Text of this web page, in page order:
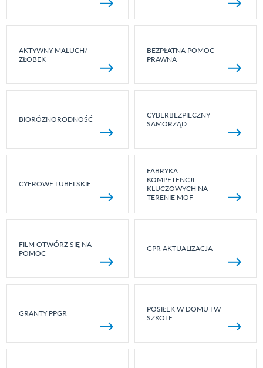
AKTYWNY MALUCH/
ŻŁOBEK
BEZPŁATNA POMOC
PRAWNA
BIORÓŻNORODNOŚĆ
CYBERBEZPIECZNY
SAMORZĄD
CYFROWE LUBELSKIE
FABRYKA
KOMPETENCJI
KLUCZOWYCH NA
TERENIE MOF
FILM OTWÓRZ SIĘ NA
POMOC
GPR AKTUALIZACJA
GRANTY PPGR
POSIŁEK W DOMU I W
SZKOLE